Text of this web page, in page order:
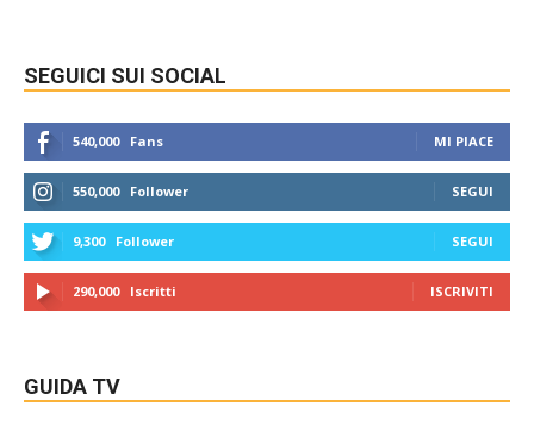
SEGUICI SUI SOCIAL
540,000 Fans MI PIACE
550,000 Follower SEGUI
9,300 Follower SEGUI
290,000 Iscritti ISCRIVITI
GUIDA TV